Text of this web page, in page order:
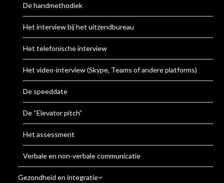
De handmethodiek
Het interview bij het uitzendbureau
Het telefonische interview
Het video-interview (Skype, Teams of andere platforms)
De speeddate
De “Elevator pitch”
Het assessment
Verbale en non-verbale communicatie
Gezondheid en integratie